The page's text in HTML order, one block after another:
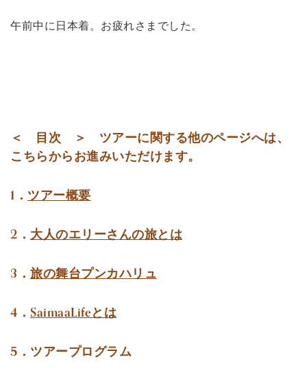
午前中に日本着。お疲れさまでした。
＜ 目次 ＞ ツアーに関する他のページへは、
こちらからお進みいただけます。
1． ツアー概要
2． 大人のエリーさんの旅とは
3． 旅の舞台プンカハリュ
4． SaimaaLifeとは
5．ツアープログラム